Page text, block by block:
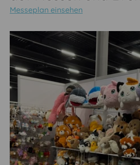
Messeplan einsehen